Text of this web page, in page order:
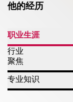
他的经历
职业生涯
行业
聚焦
专业知识